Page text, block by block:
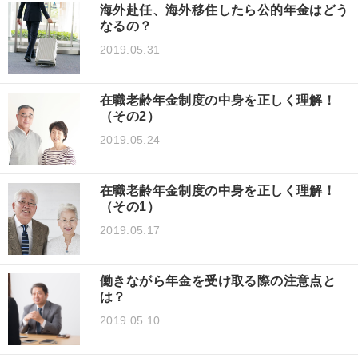
海外赴任、海外移住したら公的年金はどう
なるの？
2019.05.31
在職老齢年金制度の中身を正しく理解！
（その2）
2019.05.24
在職老齢年金制度の中身を正しく理解！
（その1）
2019.05.17
働きながら年金を受け取る際の注意点と
は？
2019.05.10